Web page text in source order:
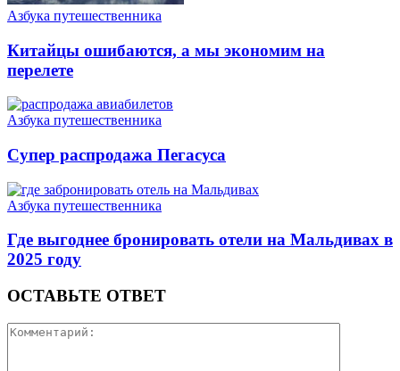
Азбука путешественника
Китайцы ошибаются, а мы экономим на
перелете
Азбука путешественника
Супер распродажа Пегасуса
Азбука путешественника
Где выгоднее бронировать отели на Мальдивах в
2025 году
ОСТАВЬТЕ ОТВЕТ